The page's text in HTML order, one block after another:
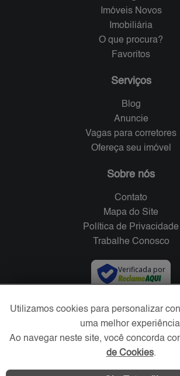
Imóveis Novos
Imobiliária
O que procura?
Favoritos
Serviços
Blog
Anuncie
Vagas para corretores
Ofereça seu imóvel
Sobre nós
Contato
Mapa do Site
Política de Privacidade
Trabalhe Conosco
Verificada por
Redes Sociais
Utilizamos cookies para personalizar
uma melhor
Ao navegar neste site, você concorda
de Cookies.